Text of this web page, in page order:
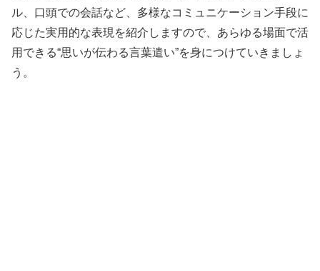
ル、口頭での会話など、多様なコミュニケーション手段に
応じた実用的な表現を紹介しますので、あらゆる場面で活
用できる“思いが伝わる言葉遣い”を身につけていきましょ
う。